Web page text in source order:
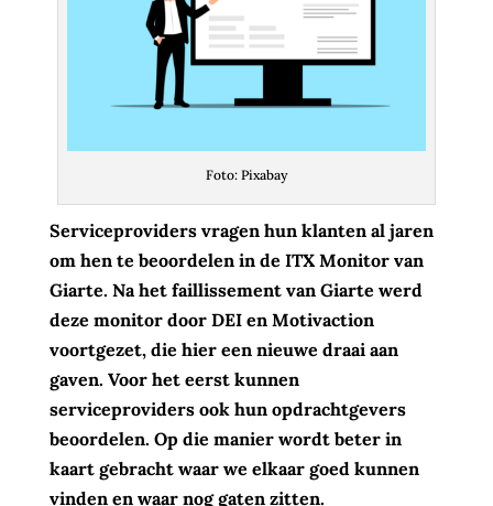
Foto: Pixabay
Serviceproviders vragen hun klanten al jaren
om hen te beoordelen in de ITX Monitor van
Giarte. Na het faillissement van Giarte werd
deze monitor door DEI en Motivaction
voortgezet, die hier een nieuwe draai aan
gaven. Voor het eerst kunnen
serviceproviders ook hun opdrachtgevers
beoordelen. Op die manier wordt beter in
kaart gebracht waar we elkaar goed kunnen
vinden en waar nog gaten zitten.